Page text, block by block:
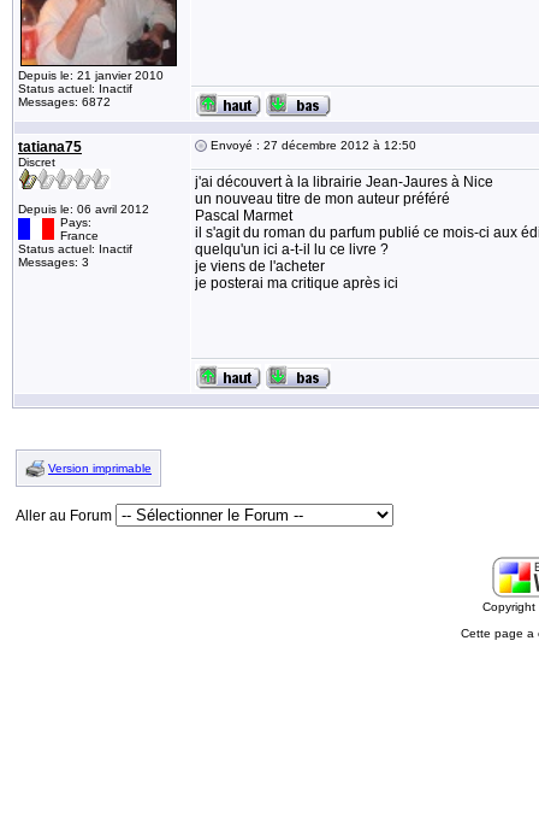
Depuis le: 21 janvier 2010
Status actuel: Inactif
Messages: 6872
tatiana75
Discret
Depuis le: 06 avril 2012
Pays:
France
Status actuel: Inactif
Messages: 3
Envoyé : 27 décembre 2012 à 12:50
j'ai découvert à la librairie Jean-Jaures à Nice
un nouveau titre de mon auteur préféré
Pascal Marmet
il s'agit du roman du parfum publié ce mois-ci aux
quelqu'un ici a-t-il lu ce livre ?
je viens de l'acheter
je posterai ma critique après ici
Version imprimable
Aller au Forum
Cette page a